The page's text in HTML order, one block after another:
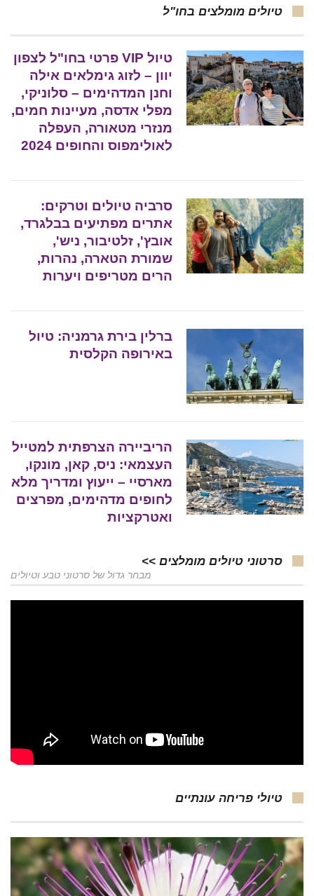
טיולים מומלצים בחו"ל
טיול VIP פרטי בחו"ל לצפון
יוון – לזוג גימלאים אילה
וחנן המדהימים – סלוניקי,
מפלי אדסה, מעיינות חמים,
מנזרי מטאורה, העפלה
לאולימפוס והחופים 2024
סרביה טיולים וטרקים:
אתרים מפתיעים בבלגרד,
אובץ', זלטיבור, ניש',
שמורת הטארה, נהרות,
הרים מטריפים ויערות
ברלין בירת גרמניה: טיול
באירופה הקלסית
הריביירה הצרפתית למטייל
העצמאי: ניס, קאן, מונקו,
מארסיי – ייעוץ ומדריך מלא
לחופים מדהימים, מפרצים
ואטרקציות
סרטוני טיולים מומלצים >>
מבחר גדול של סרטוני טבע וטיולים
טיולי פריחה עונתיים